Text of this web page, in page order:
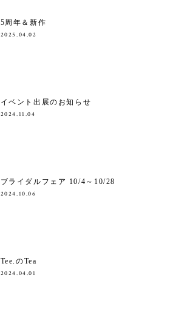
5周年＆新作
2025.04.02
イベント出展のお知らせ
2024.11.04
ブライダルフェア 10/4～10/28
2024.10.06
Tee.のTea
2024.04.01